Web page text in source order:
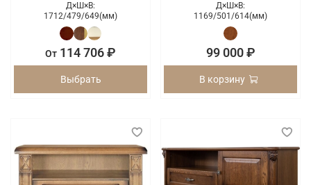
Д×Ш×В:
1712/479/649(мм)
От 114 706 ₽
Выбрать
Д×Ш×В:
1169/501/614(мм)
99 000 ₽
В корзину